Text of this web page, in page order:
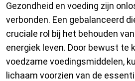
Gezondheid en voeding zijn
verbonden. Een gebalanceerd
cruciale rol bij het behouden
energiek leven. Door bewust te
voedzame voedingsmiddelen,
lichaam voorzien van de